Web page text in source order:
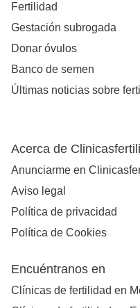
Fertilidad
Gestación subrogada
Donar óvulos
Banco de semen
Últimas noticias sobre
Acerca de
Anunciarme en
Aviso legal
Política de privacidad
Política de Cookies
Encuéntranos en
Clínicas de fertilidad en